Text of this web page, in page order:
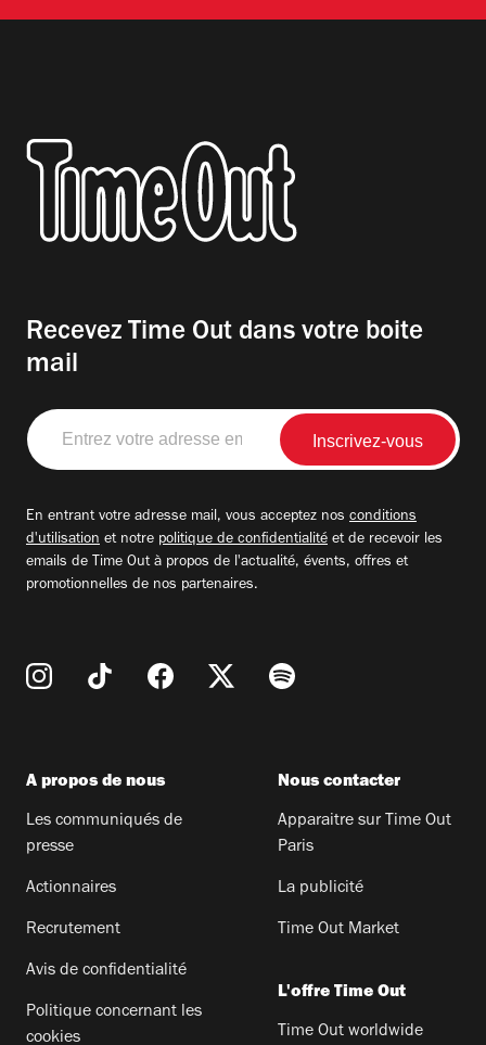
Recevez Time Out dans votre boite
mail
Entrez
votre
adresse
En entrant votre adresse mail, vous acceptez nos conditions
d'utilisation et notre politique de confidentialité et de recevoir les
emails de Time Out à propos de l'actualité, évents, offres et
promotionnelles de nos partenaires.
A propos de nous
Les communiqués de
presse
Actionnaires
Recrutement
Avis de confidentialité
Politique concernant les
cookies
Nous contacter
Apparaitre sur Time Out
Paris
La publicité
Time Out Market
L'offre Time Out
Time Out worldwide